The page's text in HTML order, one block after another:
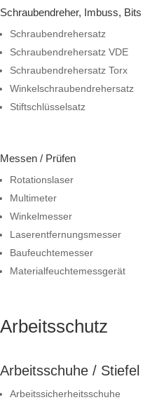
Schraubendreher, Imbuss, Bits
Schraubendrehersatz
Schraubendrehersatz VDE
Schraubendrehersatz Torx
Winkelschraubendrehersatz
Stiftschlüsselsatz
Messen / Prüfen
Rotationslaser
Multimeter
Winkelmesser
Laserentfernungsmesser
Baufeuchtemesser
Materialfeuchtemessgerät
Arbeitsschutz
Arbeitsschuhe / Stiefel
Arbeitssicherheitsschuhe